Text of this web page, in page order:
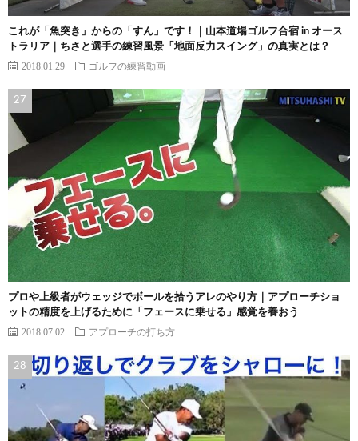
これが「魚突き」からの「すん」です！｜山本道場ゴルフ合宿 in オース
トラリア｜ちさと選手の練習風景「地面反力スイング」の真実とは？
2018.01.29 ゴルフの練習動画
プロや上級者がウェッジでボールを拾うアレのやり方｜アプローチショ
ットの精度を上げるために「フェースに乗せる」感覚を養おう
2018.07.02 アプローチの打ち方